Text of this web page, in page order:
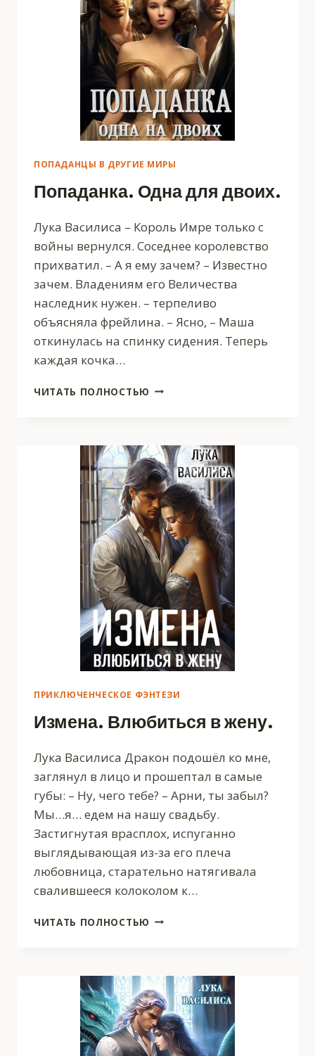
ПОПАДАНЦЫ В ДРУГИЕ МИРЫ
Попаданка. Одна для двоих.
Лука Василиса – Король Имре только с
войны вернулся. Соседнее королевство
прихватил. – А я ему зачем? – Известно
зачем. Владениям его Величества
наследник нужен. – терпеливо
объясняла фрейлина. – Ясно, – Маша
откинулась на спинку сидения. Теперь
каждая кочка…
ЧИТАТЬ ПОЛНОСТЬЮ ПОПАДАНКА.
ПРИКЛЮЧЕНЧЕСКОЕ ФЭНТЕЗИ
Измена. Влюбиться в жену.
Лука Василиса Дракон подошёл ко мне,
заглянул в лицо и прошептал в самые
губы: – Ну, чего тебе? – Арни, ты забыл?
Мы…я… едем на нашу свадьбу.
Застигнутая врасплох, испуганно
выглядывающая из-за его плеча
любовница, старательно натягивала
свалившееся колоколом к…
ЧИТАТЬ ПОЛНОСТЬЮ ИЗМЕНА.